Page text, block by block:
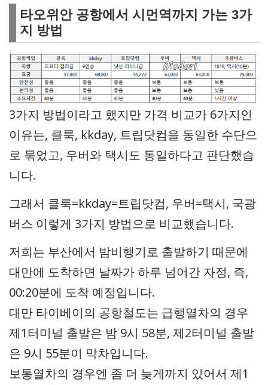
타오위안 공항에서 시먼역까지 가는 3가
지 방법
3가지 방법이라고 했지만 가격 비교가 6가지인
이유는, 클룩, kkday, 트립닷컴을 동일한 수단으
로 묶었고, 우버와 택시도 동일하다고 판단했습
니다.
그래서 클룩=kkday=트립닷컴, 우버=택시, 국광
버스 이렇게 3가지 방법으로 비교했습니다.
저희는 부산에서 밤비행기로 출발하기 때문에
대만에 도착하면 날짜가 하루 넘어간 자정, 즉,
00:20분에 도착 예정입니다.
대만 타이베이의 공항철도는 급행열차의 경우
제1터미널 출발은 밤 9시 58분, 제2터미널 출발
은 9시 55분이 막차입니다.
보통열차의 경우엔 좀 더 늦게까지 있어서 제1